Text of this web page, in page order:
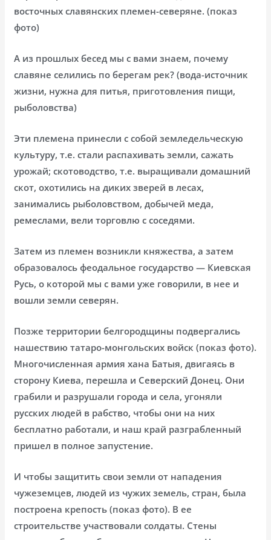
восточных славянских племен-северяне. (показ
фото)
А из прошлых бесед мы с вами знаем, почему
славяне селились по берегам рек? (вода-источник
жизни, нужна для питья, приготовления пищи,
рыболовства)
Эти племена принесли с собой земледельческую
культуру, т.е. стали распахивать земли, сажать
урожай; скотоводство, т.е. выращивали домашний
скот, охотились на диких зверей в лесах,
занимались рыболовством, добычей меда,
ремеслами, вели торговлю с соседями.
Затем из племен возникли княжества, а затем
образовалось феодальное государство — Киевская
Русь, о которой мы с вами уже говорили, в нее и
вошли земли северян.
Позже территории белгородщины подвергались
нашествию татаро-монгольских войск (показ фото).
Многочисленная армия хана Батыя, двигаясь в
сторону Киева, перешла и Северский Донец. Они
грабили и разрушали города и села, угоняли
русских людей в рабство, чтобы они на них
бесплатно работали, и наш край разграбленный
пришел в полное запустение.
И чтобы защитить свои земли от нападения
чужеземцев, людей из чужих земель, стран, была
построена крепость (показ фото). В ее
строительстве участвовали солдаты. Стены